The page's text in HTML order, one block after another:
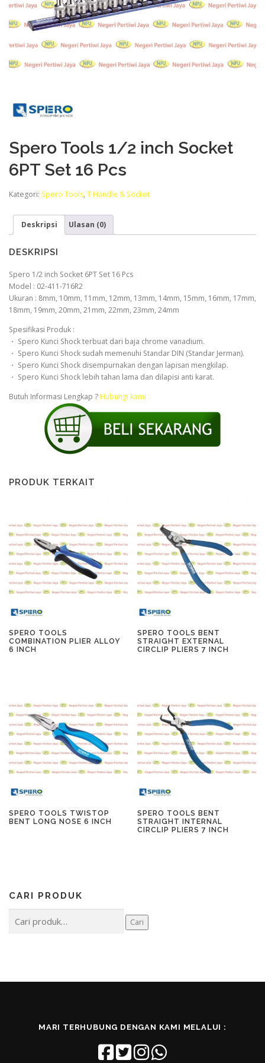
Spero Tools 1/2 inch Socket
6PT Set 16 Pcs
Kategori: Spero Tools, T Handle & Socket
Deskripsi Ulasan (0)
DESKRIPSI
Spero 1/2 inch Socket 6PT Set 16 Pcs
Model : 02-411-716R2
Ukuran : 8mm, 10mm, 11mm, 12mm, 13mm, 14mm, 15mm, 16mm, 17mm,
18mm, 19mm, 20mm, 21mm, 22mm, 23mm, 24mm
Spesifikasi Produk :
・ Spero Kunci Shock terbuat dari baja chrome vanadium.
・ Spero Kunci Shock sudah memenuhi Standar DIN (Standar Jerman).
・ Spero Kunci Shock disempurnakan dengan lapisan mengkilap.
・ Spero Kunci Shock lebih tahan lama dan dilapisi anti karat.
Butuh Informasi Lengkap ?Hubungi kami
PRODUK TERKAIT
SPERO TOOLS
COMBINATION PLIER ALLOY
6 INCH
SPERO TOOLS BENT
STRAIGHT EXTERNAL
CIRCLIP PLIERS 7 INCH
SPERO TOOLS TWISTOP
BENT LONG NOSE 6 INCH
SPERO TOOLS BENT
STRAIGHT INTERNAL
CIRCLIP PLIERS 7 INCH
CARI PRODUK
untuk:
Cari
MARI TERHUBUNG DENGAN KAMI MELALUI :